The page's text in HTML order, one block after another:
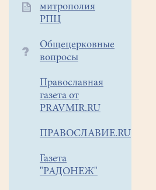
митрополия
РПЦ
Общецерковные
вопросы
Православная
газета от
PRAVMIR.RU
ПРАВОСЛАВИЕ.RU
Газета
"РАДОНЕЖ"